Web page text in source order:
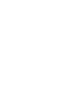
자차, 슈퍼자차 조